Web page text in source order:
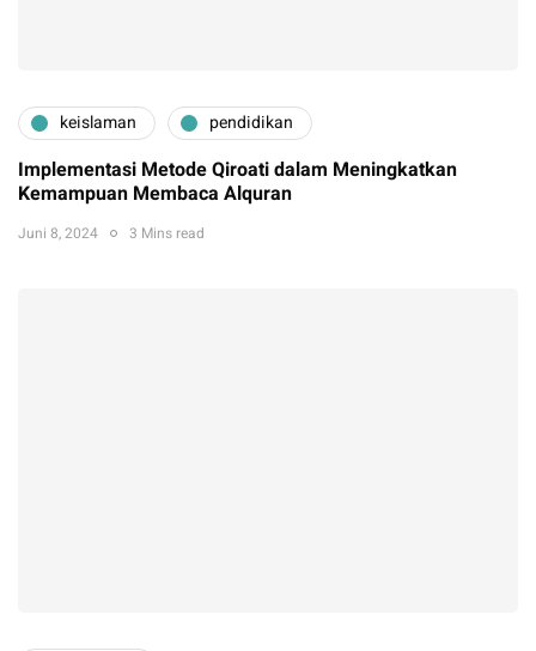
keislaman pendidikan
Implementasi Metode Qiroati dalam Meningkatkan
Kemampuan Membaca Alquran
Juni 8, 2024 3 Mins read